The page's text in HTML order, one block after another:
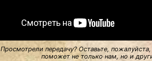
Просмотрели передачу? Оставьте,
поможет не только нам, но и